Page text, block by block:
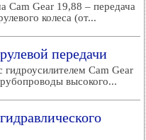
Cam Gear 19,88 – передача
колеса (от...
передачи
гидроусилителем Cam Gear
высокого...